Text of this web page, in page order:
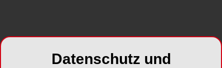
Datenschutz und